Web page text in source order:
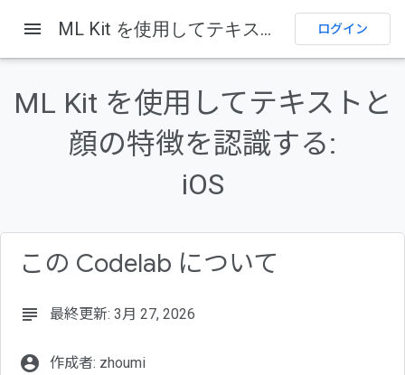
仕組み
作業内容
学習内容
必要なもの
CocoaPods を使用して ML Kit の依存関係を追加する
menu ML Kit を使用してテキストと顔の特徴を認識する: iOS ログイン
ML Kit を使用してテキストと
顔の特徴を認識する:
iOS
この Codelab について
subject 最終更新: 3月 27, 2026
account_circle 作成者: zhoumi